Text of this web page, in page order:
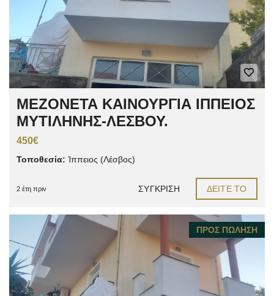
ΜΕΖΟΝΕΤΑ ΚΑΙΝΟΥΡΓΙΑ ΙΠΠΕΙΟΣ
ΜΥΤΙΛΗΝΗΣ-ΛΕΣΒΟΥ.
450€
Τοποθεσία: Ίππειος (Λέσβος)
2 έτη πριν ΣΎΓΚΡΙΣΗ ΔΕΊΤΕ ΤΟ
ΠΡΟΣ ΠΏΛΗΣΗ